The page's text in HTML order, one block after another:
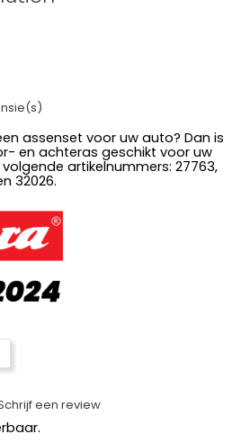
assenset voor uw auto? Dan is
en achteras geschikt voor uw
artikelnummers: 27763,
32026.
een review